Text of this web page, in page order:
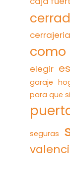
cerrajeria
como
elegir
garaje
para que
seguras